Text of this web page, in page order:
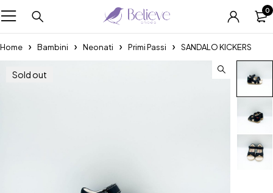
0
Home Bambini Neonati Primi Passi SANDALO KICKERS
Sold out